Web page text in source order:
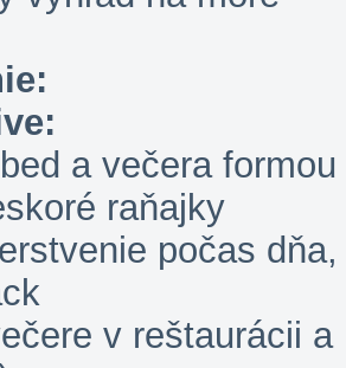
a večera
raňajky
počas
v reštaurácii